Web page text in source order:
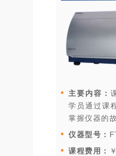
主要内容：
学员通过课
掌握仪器的
仪器型号：
课程费用：